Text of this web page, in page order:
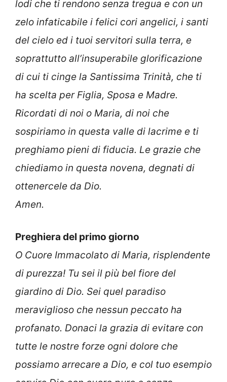
lodi che ti rendono senza tregua e con un
zelo infaticabile i felici cori angelici, i santi
del cielo ed i tuoi servitori sulla terra, e
soprattutto all’insuperabile glorificazione
di cui ti cinge la Santissima Trinità, che ti
ha scelta per Figlia, Sposa e Madre.
Ricordati di noi o Maria, di noi che
sospiriamo in questa valle di lacrime e ti
preghiamo pieni di fiducia. Le grazie che
chiediamo in questa novena, degnati di
ottenercele da Dio.
Amen.
Preghiera del primo giorno
O Cuore Immacolato di Maria, risplendente
di purezza! Tu sei il più bel fiore del
giardino di Dio. Sei quel paradiso
meraviglioso che nessun peccato ha
profanato. Donaci la grazia di evitare con
tutte le nostre forze ogni dolore che
possiamo arrecare a Dio, e col tuo esempio